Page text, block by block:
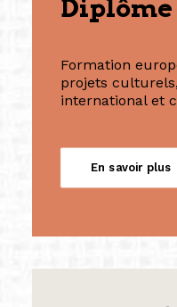
Formation
projets
international et
En savoir plus